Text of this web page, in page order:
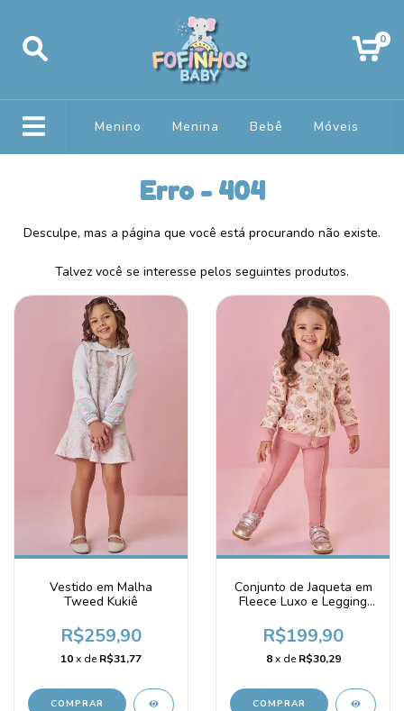
0
Menino Menina Bebê Móveis
Erro - 404
Desculpe, mas a página que você está procurando não existe.
Talvez você se interesse pelos seguintes produtos.
Vestido em Malha
Tweed Kukiê
R$259,90
10x deR$31,77
COMPRAR
Conjunto de Jaqueta em
Fleece Luxo e Legging
R$199,90
8 x deR$30,29
COMPRAR